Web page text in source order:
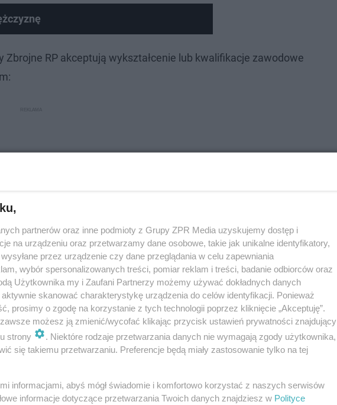
Zbrojne RP akceptują wykształcenie lub kwalifikacje zawodowe
partnerów oraz inne podmioty z Grupy ZPR Media uzyskujemy dostęp i
na urządzeniu oraz przetwarzamy dane osobowe, takie jak unikalne identyfikatory,
przez urządzenie czy dane przeglądania w celu zapewniania
wybór spersonalizowanych treści, pomiar reklam i treści, badanie odbiorców oraz
Użytkownika my i Zaufani Partnerzy możemy używać dokładnych danych
skanować charakterystykę urządzenia do celów identyfikacji. Ponieważ
prosimy o zgodę na korzystanie z tych technologii poprzez kliknięcie „Akceptuję”.
możesz ją zmienić/wycofać klikając przycisk ustawień prywatności znajdujący
strony
. Niektóre rodzaje przetwarzania danych nie wymagają zgody użytkownika,
się takiemu przetwarzaniu. Preferencje będą miały zastosowanie tylko na tej
informacjami, abyś mógł świadomie i komfortowo korzystać z naszych serwisów
informacje dotyczące przetwarzania Twoich danych znajdziesz w Polityce